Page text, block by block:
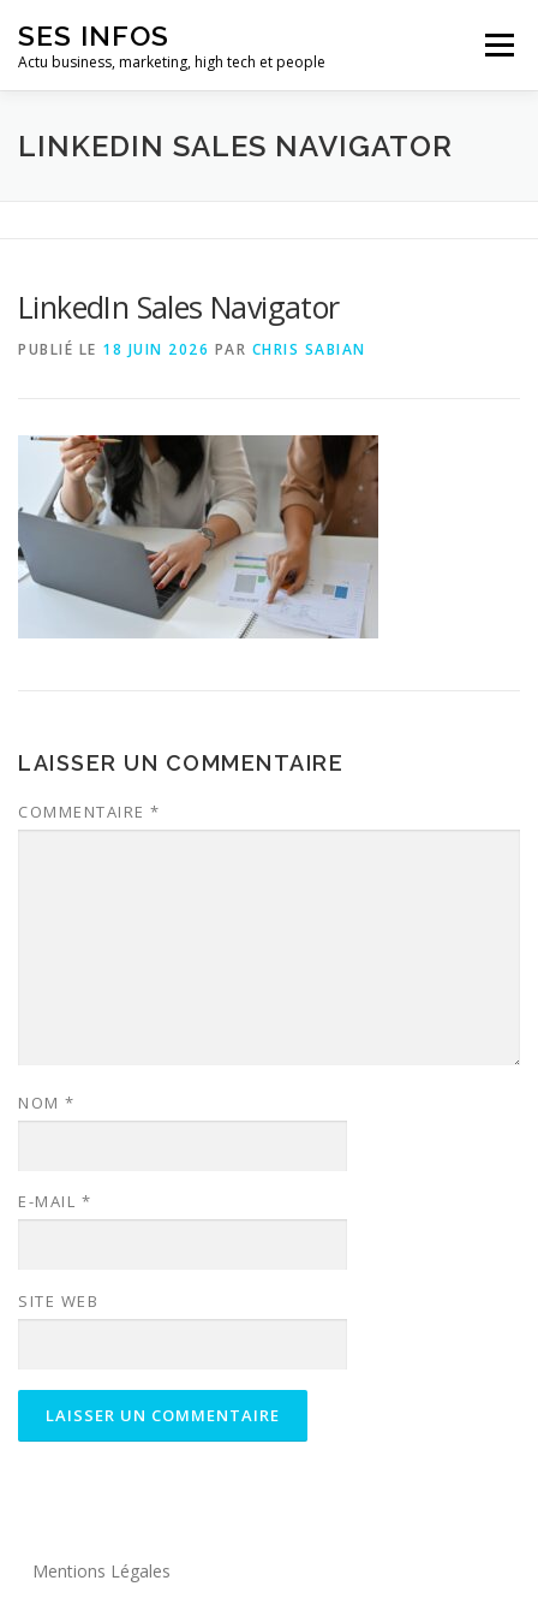
contenu
SES INFOS
Actu business, marketing, high tech et people
Menu
BUSINESS MARKETING
LINKEDIN SALES NAVIGATOR
LinkedIn Sales Navigator
PUBLIÉ LE 18 JUIN 2026 PAR CHRIS SABIAN
LAISSER UN COMMENTAIRE
COMMENTAIRE *
NOM *
E-MAIL *
SITE WEB
Mentions Légales